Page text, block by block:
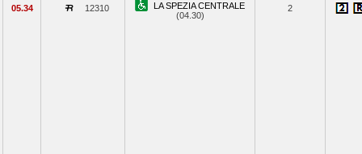
05.34 12310
LA SPEZIA CENTRALE
(04.30)
2